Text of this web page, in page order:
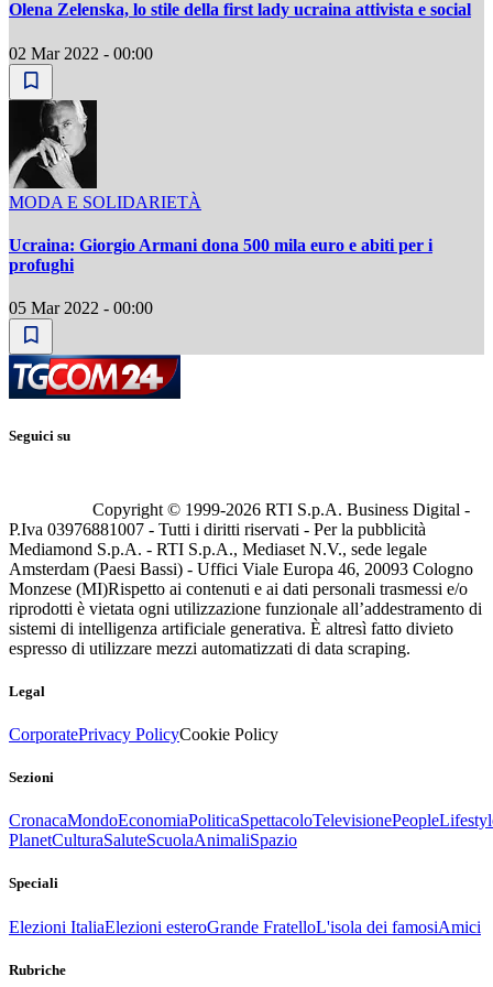
Olena Zelenska, lo stile della first lady ucraina attivista e social
02 Mar 2022 - 00:00
MODA E SOLIDARIETÀ
Ucraina: Giorgio Armani dona 500 mila euro e abiti per i
profughi
05 Mar 2022 - 00:00
Seguici su
Copyright © 1999-2026 RTI S.p.A. Business Digital -
P.Iva 03976881007 - Tutti i diritti riservati - Per la pubblicità
Mediamond S.p.A. - RTI S.p.A., Mediaset N.V., sede legale
Amsterdam (Paesi Bassi) - Uffici Viale Europa 46, 20093 Cologno
Monzese (MI)Rispetto ai contenuti e ai dati personali trasmessi e/o
riprodotti è vietata ogni utilizzazione funzionale all’addestramento di
sistemi di intelligenza artificiale generativa. È altresì fatto divieto
espresso di utilizzare mezzi automatizzati di data scraping.
Legal
CorporatePrivacy PolicyCookie Policy
Sezioni
CronacaMondoEconomiaPoliticaSpettacoloTelevisionePeople
PlanetCulturaSaluteScuolaAnimaliSpazio
Speciali
Elezioni ItaliaElezioni esteroGrande FratelloL'isola dei famosiAmici
Rubriche